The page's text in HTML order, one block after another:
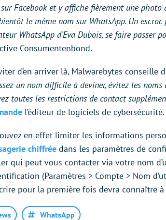
Facebook et y affiche fièrement une photo
le même nom sur WhatsApp. Un
WhatsApp d’Eva Dubois, se faire passer
Consumentenbond.
d’en arriver là, Malwarebytes conseille
un nom difficile à deviner, évitez les
toutes les restrictions de contact
l’éditeur de logiciels de cybersécurité.
en effet limiter les informations
chiffrée dans les paramètres de
qui peut vous contacter via votre nom
(Paramètres > Compte > Nom
pour la première fois devra connaître
WhatsApp